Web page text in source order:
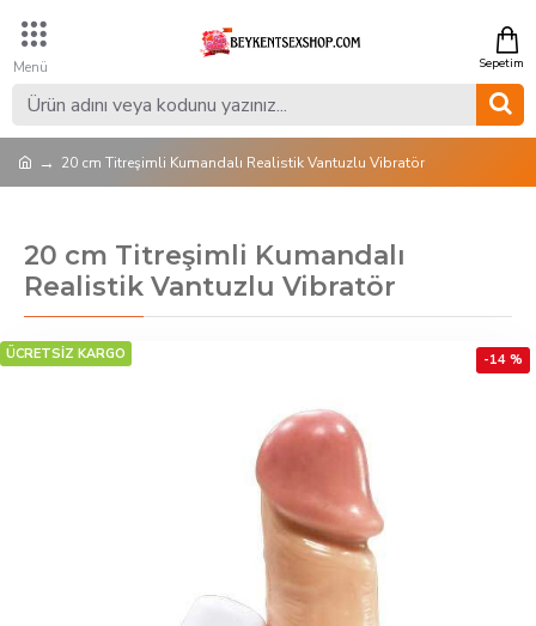
20 cm Titreşimli Kumandalı Realistik Vantuzlu Vibratör
20 cm Titreşimli Kumandalı
Realistik Vantuzlu Vibratör
ÜCRETSİZ KARGO -14 %